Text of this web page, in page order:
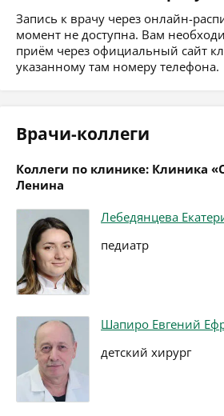
Запись к врачу через онлайн-
момент не доступна. Вам
приём через официальный сайт
указанному там номеру телефона.
Врачи-коллеги
Коллеги по клинике: Клиника
Ленина
Лебедянцева
педиатр
Шапиро Евгений
детский хирург